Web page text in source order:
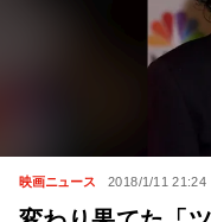
映画ニュース 2018/1/11 21:24